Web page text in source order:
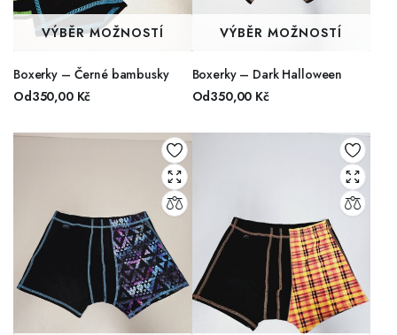
VÝBĚR MOŽNOSTÍ
Boxerky – Černé bambusky
Od350,00 Kč
VÝBĚR MOŽNOSTÍ
Boxerky – Dark Halloween
Od350,00 Kč